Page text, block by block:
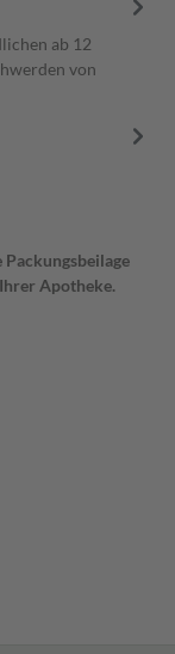
ab 12
von
Apotheke.